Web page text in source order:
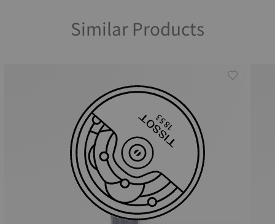
Similar Products